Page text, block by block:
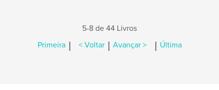
5-8 de 44 Livros
Primeira | < Voltar | Avançar > | Última